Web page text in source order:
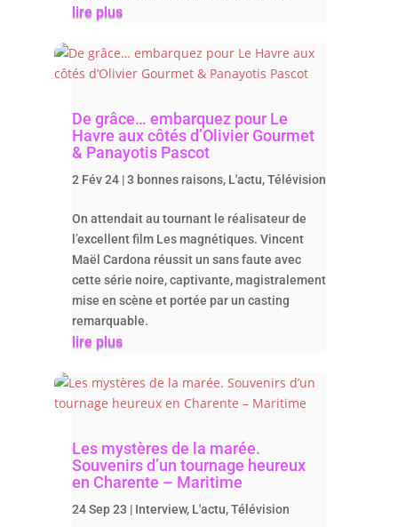
lire plus
De grâce… embarquez pour Le
Havre aux côtés d’Olivier Gourmet
& Panayotis Pascot
2 Fév 24|3 bonnes raisons, L'actu,Télévision
On attendait au tournant le réalisateur de
l’excellent film Les magnétiques. Vincent
Maël Cardona réussit un sans faute avec
cette série noire, captivante, magistralement
mise en scène et portée par un casting
remarquable.
lire plus
Les mystères de la marée.
Souvenirs d’un tournage heureux
en Charente – Maritime
24 Sep 23 | Interview, L'actu,Télévision